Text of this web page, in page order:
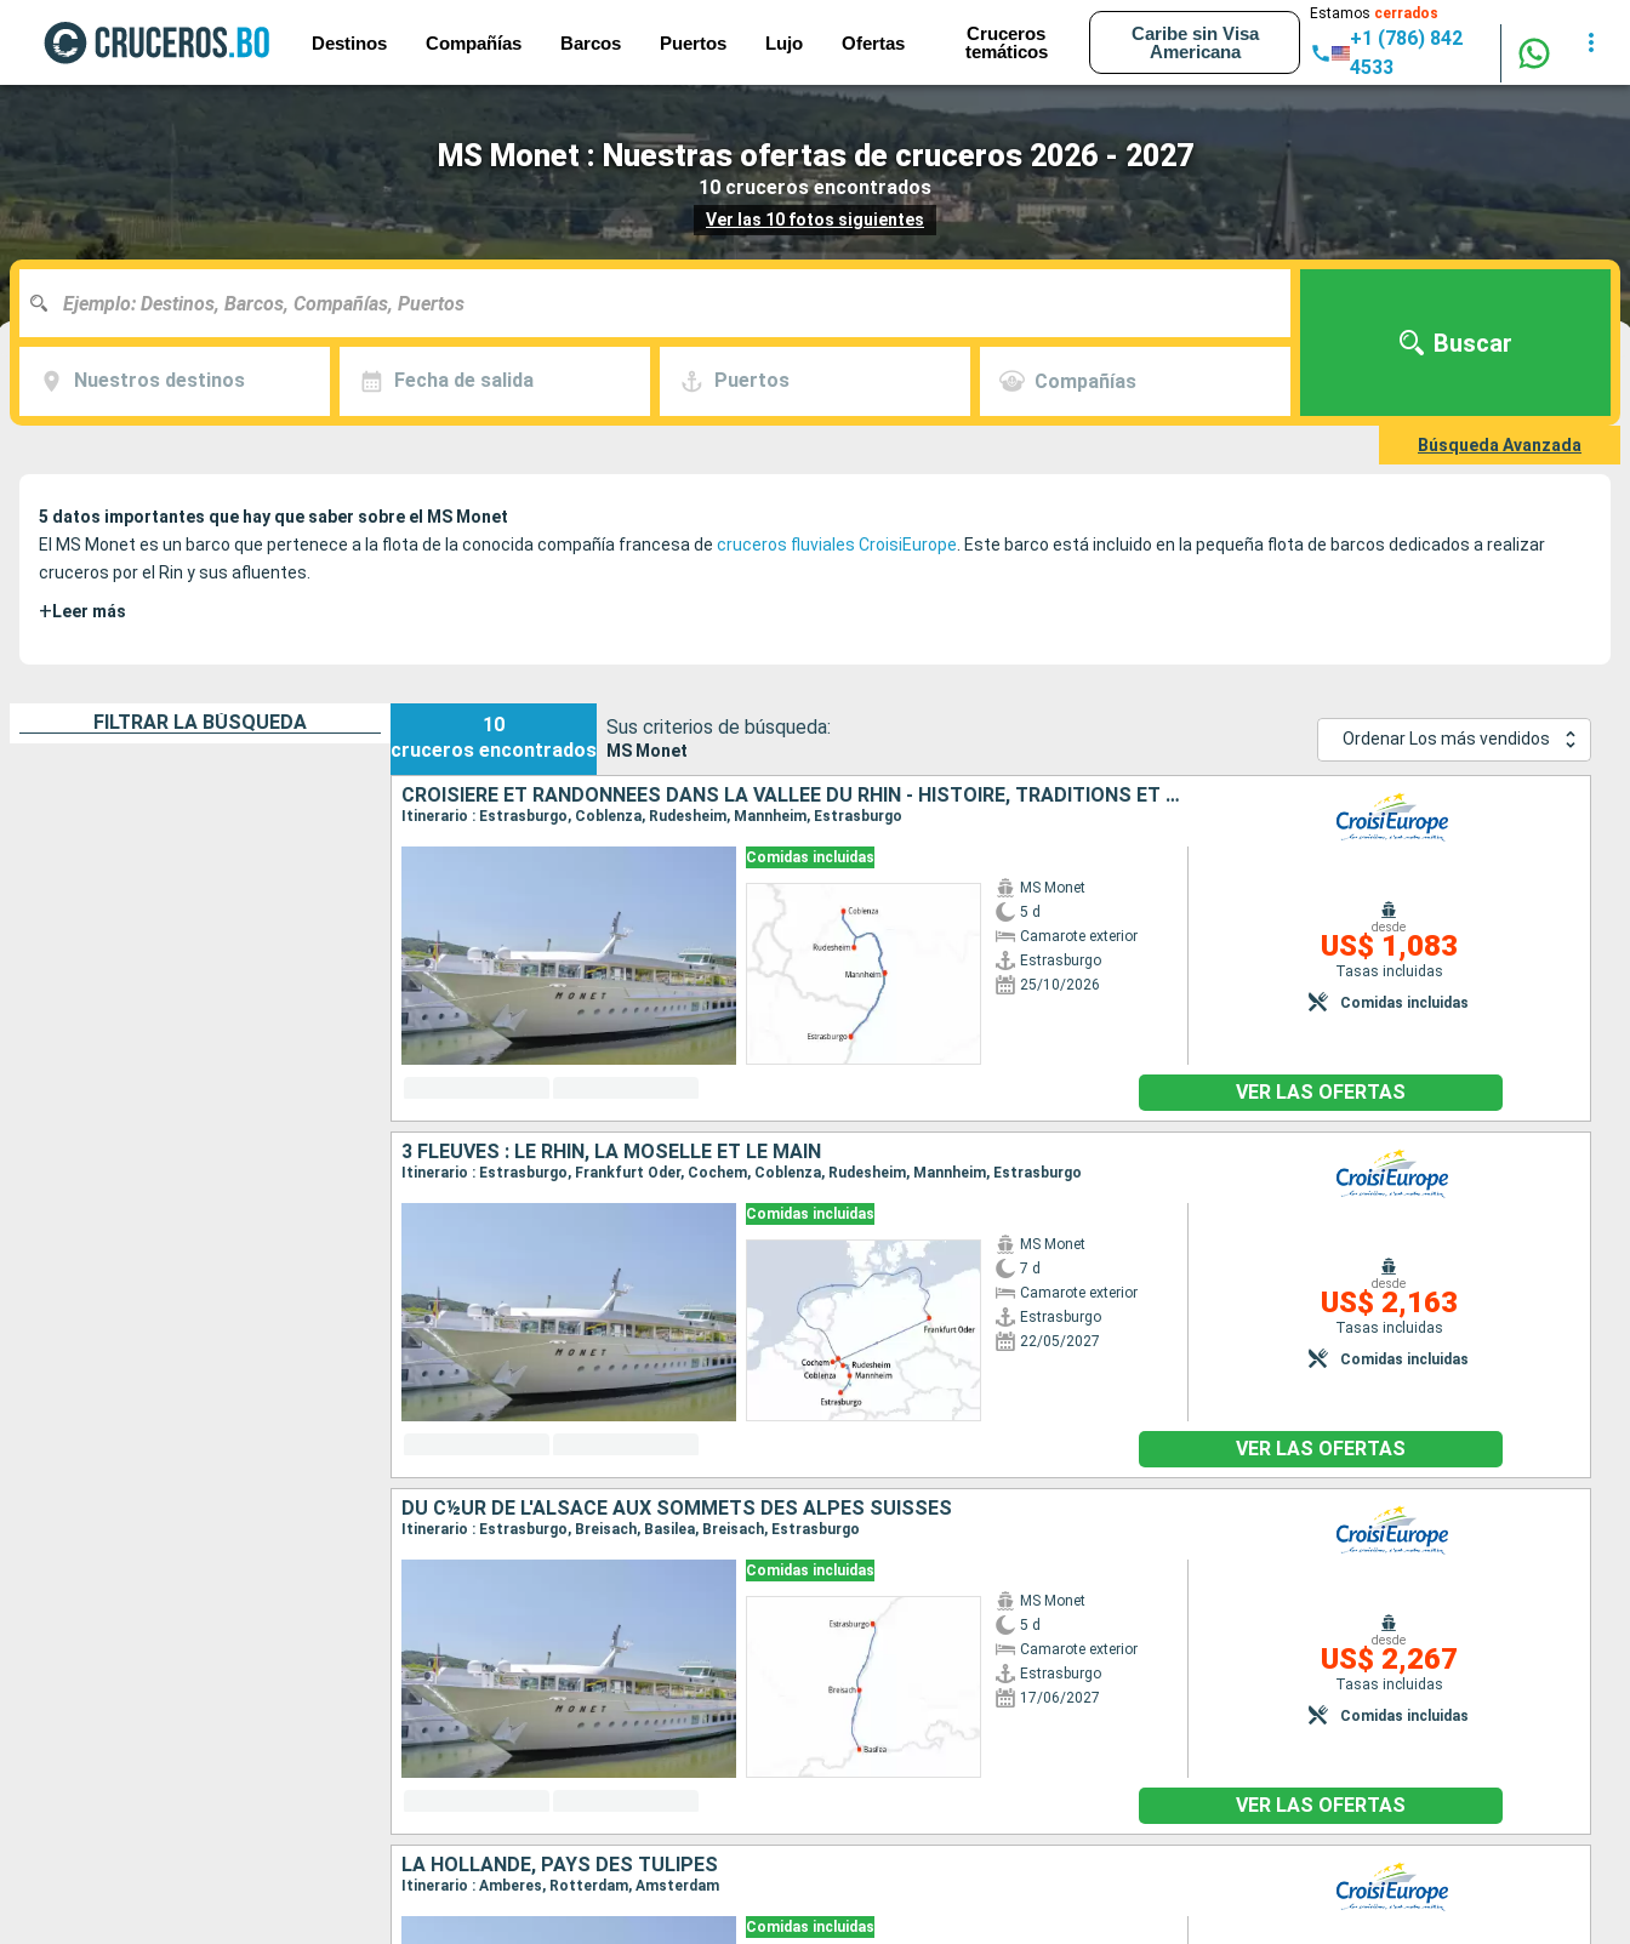
Destinos Compañías Barcos Puertos Lujo Ofertas
Cruceros
temáticos
Caribe sin Visa
Americana
Estamos cerrados
+1 (786) 842
4533
MS Monet : Nuestras ofertas de cruceros 2026 - 2027
10 cruceros encontrados
Ver las 10 fotos siguientes
Nuestros destinos Fecha de salida Puertos Compañías
Buscar
Búsqueda Avanzada
5 datos importantes que hay que saber sobre el MS Monet
El MS Monet es un barco que pertenece a la flota de la conocida compañía francesa de cruceros fluviales CroisiEurope . Este barco está incluido en la pequeña flota de barcos dedicados a realizar
cruceros por el Rin y sus afluentes.
+ Leer más
FILTRAR LA BÚSQUEDA
10
cruceros encontrados
Sus criterios de búsqueda:
MS Monet
Ordenar Los más vendidos
CROISIÈRE ET RANDONNÉES DANS LA VALLÉE DU RHIN - HISTOIRE, TRADITIONS ET AMBIANCE RHÉNANE
Itinerario : Estrasburgo, Coblenza, Rudesheim, Mannheim, Estrasburgo
Comidas incluidas
MS Monet
5 d
Camarote exterior
Estrasburgo
25/10/2026
desde
US$ 1,083
Tasas incluidas
Comidas incluidas
VER LAS OFERTAS
3 FLEUVES : LE RHIN, LA MOSELLE ET LE MAIN
Itinerario : Estrasburgo, Frankfurt Oder, Cochem, Coblenza, Rudesheim, Mannheim, Estrasburgo
Comidas incluidas
MS Monet
7 d
Camarote exterior
Estrasburgo
22/05/2027
desde
US$ 2,163
Tasas incluidas
Comidas incluidas
VER LAS OFERTAS
DU C½UR DE L'ALSACE AUX SOMMETS DES ALPES SUISSES
Itinerario : Estrasburgo, Breisach, Basilea, Breisach, Estrasburgo
Comidas incluidas
MS Monet
5 d
Camarote exterior
Estrasburgo
17/06/2027
desde
US$ 2,267
Tasas incluidas
Comidas incluidas
VER LAS OFERTAS
LA HOLLANDE, PAYS DES TULIPES
Itinerario : Amberes, Rotterdam, Amsterdam
Comidas incluidas